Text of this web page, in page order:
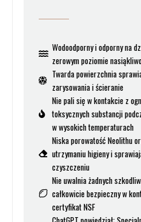
Wodoodporny i odporny na
zerowym poziomie
Twarda powierzchnia
zarysowania i ścieranie
Nie pali się w kontakcie z
toksycznych substancji
w wysokich temperaturach
Niska porowatość Neolithu
utrzymaniu higieny i
czyszczeniu
Nie uwalnia żadnych
całkowicie bezpieczny w
certyfikat NSF